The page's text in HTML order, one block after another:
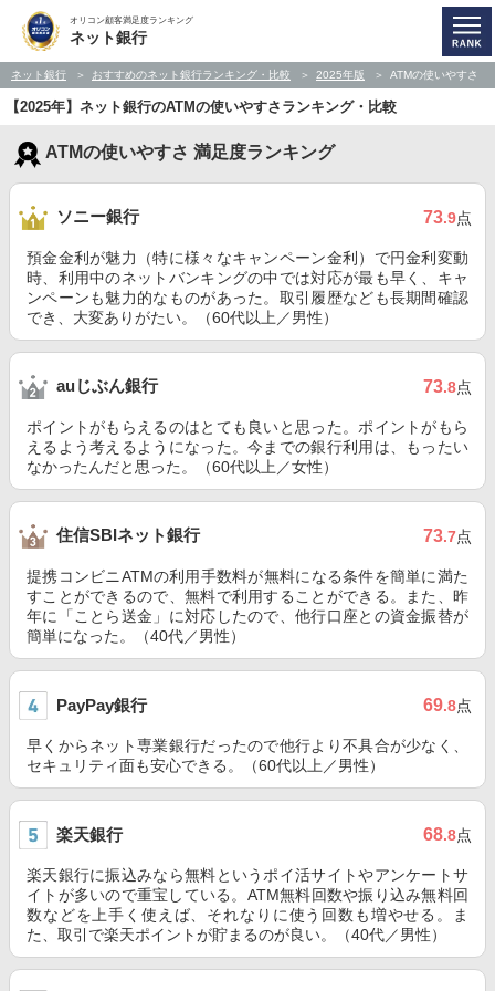
オリコン顧客満足度ランキング
ネット銀行
ネット銀行 おすすめのネット銀行ランキング・比較 2025年版 ATMの使いやすさ
【2025年】ネット銀行のATMの使いやすさランキング・比較
ATMの使いやすさ 満足度ランキング
ソニー銀行 73.9点
預金金利が魅力（特に様々なキャンペーン金利）で円金利変動
時、利用中のネットバンキングの中では対応が最も早く、キャ
ンペーンも魅力的なものがあった。取引履歴なども長期間確認
でき、大変ありがたい。（60代以上／男性）
auじぶん銀行 73.8点
ポイントがもらえるのはとても良いと思った。ポイントがもら
えるよう考えるようになった。今までの銀行利用は、もったい
なかったんだと思った。（60代以上／女性）
住信SBIネット銀行 73.7点
提携コンビニATMの利用手数料が無料になる条件を簡単に満た
すことができるので、無料で利用することができる。また、昨
年に「ことら送金」に対応したので、他行口座との資金振替が
簡単になった。（40代／男性）
PayPay銀行 69.8点
早くからネット専業銀行だったので他行より不具合が少なく、
セキュリティ面も安心できる。（60代以上／男性）
楽天銀行 68.8点
楽天銀行に振込みなら無料というポイ活サイトやアンケートサ
イトが多いので重宝している。ATM無料回数や振り込み無料回
数などを上手く使えば、それなりに使う回数も増やせる。ま
た、取引で楽天ポイントが貯まるのが良い。（40代／男性）